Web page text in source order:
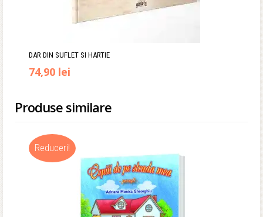
DAR DIN SUFLET SI HARTIE
74,90 lei
Produse similare
Reduceri!